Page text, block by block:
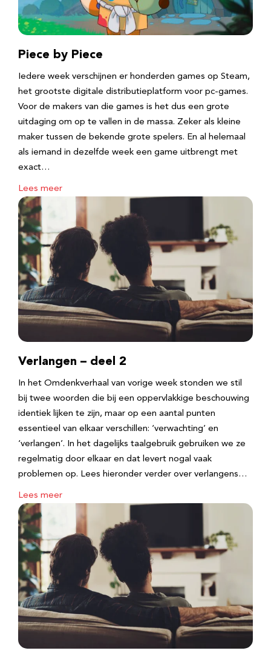
Piece by Piece
Iedere week verschijnen er honderden games op Steam,
het grootste digitale distributieplatform voor pc-games.
Voor de makers van die games is het dus een grote
uitdaging om op te vallen in de massa. Zeker als kleine
maker tussen de bekende grote spelers. En al helemaal
als iemand in dezelfde week een game uitbrengt met
exact…
Lees meer
Verlangen – deel 2
In het Omdenkverhaal van vorige week stonden we stil
bij twee woorden die bij een oppervlakkige beschouwing
identiek lijken te zijn, maar op een aantal punten
essentieel van elkaar verschillen: ‘verwachting’ en
‘verlangen’. In het dagelijks taalgebruik gebruiken we ze
regelmatig door elkaar en dat levert nogal vaak
problemen op. Lees hieronder verder over verlangens…
Lees meer